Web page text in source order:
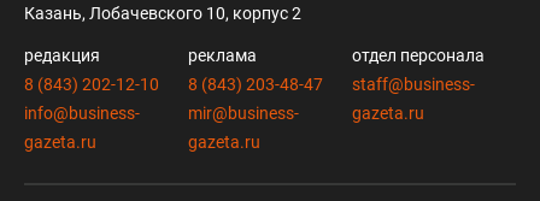
Казань, Лобачевского 10, корпус 2
редакция
8 (843) 202-12-10
info@business-
gazeta.ru
реклама
8 (843) 203-48-47
mir@business-
gazeta.ru
отдел персонала
staff@business-
gazeta.ru